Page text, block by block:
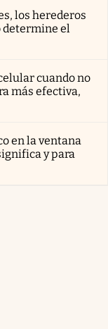
los herederos
determine el
cuando no
más efectiva,
en la ventana
y para